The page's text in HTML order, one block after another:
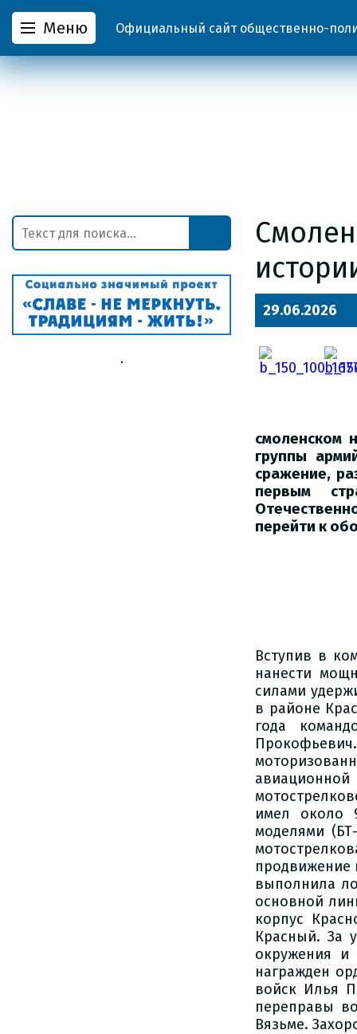
Меню Официальный сайт общественно-
29.06.2026
смоленском
группы
сражение,
первым
перейти к
Вступив в
нанести
силами
в районе
года
имел около
моделями
продвижение
выполнила
основной
корпус
Красный. За
окружения
награжден
войск Илья
переправы
Вязьме.